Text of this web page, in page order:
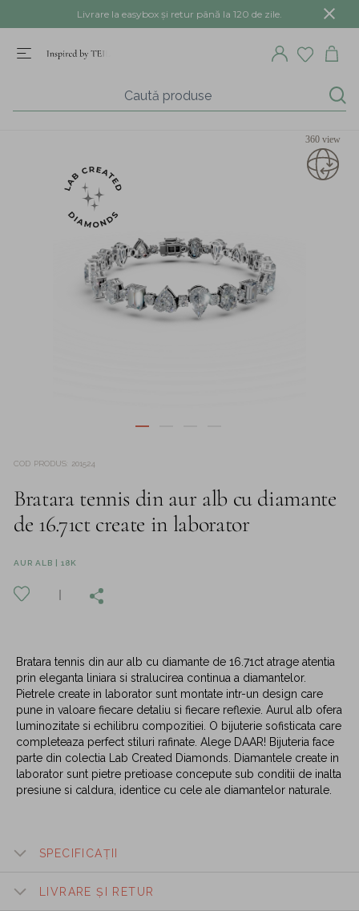
Livrare la easybox și retur până la 120 de zile.
360 view
COD PRODUS 201524
Bratara tennis din aur alb cu diamante
de 16.71ct create in laborator
AUR ALB | 18K
Bratara tennis din aur alb cu diamante de 16.71ct atrage atentia
prin eleganta liniara si stralucirea continua a diamantelor.
Pietrele create in laborator sunt montate intr-un design care
pune in valoare fiecare detaliu si fiecare reflexie. Aurul alb ofera
luminozitate si echilibru compozitiei. O bijuterie sofisticata care
completeaza perfect stiluri rafinate. Alege DAAR! Bijuteria face
parte din colectia Lab Created Diamonds. Diamantele create in
laborator sunt pietre pretioase concepute sub conditii de inalta
presiune si caldura, identice cu cele ale diamantelor naturale.
SPECIFICAȚII
LIVRARE ȘI RETUR